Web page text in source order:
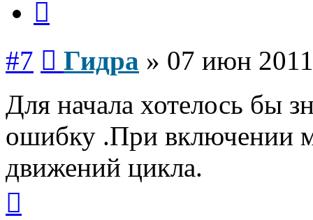
#7 Гидра » 07 июн
Для начала хотелось бы
ошибку .При включении
движений цикла.
началу